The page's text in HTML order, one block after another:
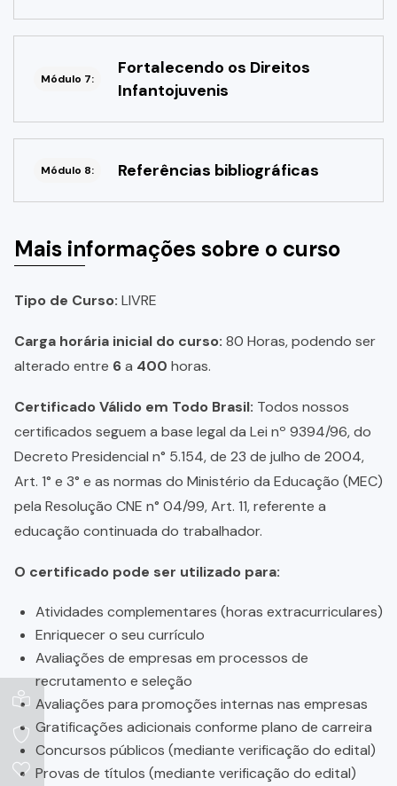
Módulo 7:
Fortalecendo os Direitos
Infantojuvenis
Módulo 8: Referências bibliográficas
Mais informações sobre o curso
Tipo de Curso: LIVRE
Carga horária inicial do curso: 80 Horas, podendo ser
alterado entre 6a 400 horas.
Certificado Válido em Todo Brasil: Todos nossos
certificados seguem a base legal da Lei nº 9394/96, do
Decreto Presidencial n° 5.154, de 23 de julho de 2004,
Art. 1° e 3° e as normas do Ministério da Educação (MEC)
pela Resolução CNE n° 04/99, Art. 11, referente a
educação continuada do trabalhador.
O certificado pode ser utilizado para:
Atividades complementares (horas extracurriculares)
Enriquecer o seu currículo
Avaliações de empresas em processos de
recrutamento e seleção
Avaliações para promoções internas nas empresas
Gratificações adicionais conforme plano de carreira
Concursos públicos (mediante verificação do edital)
Provas de títulos (mediante verificação do edital)